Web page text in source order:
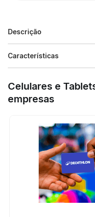
Descrição
O tênis Crossrock à
em todo o tipo de terreno.
Características
Esporte
Grupo de Esporte
beneficiosDoProduto
Celulares e
empresas